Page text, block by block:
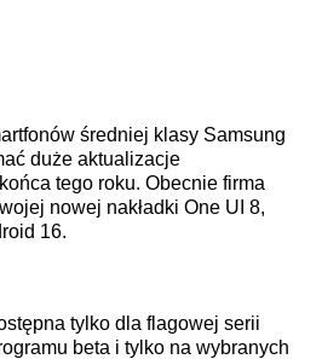
średniej klasy Samsung
duże aktualizacje
tego roku. Obecnie firma
nowej nakładki One UI 8,
16.
tylko dla flagowej serii
beta i tylko na wybranych